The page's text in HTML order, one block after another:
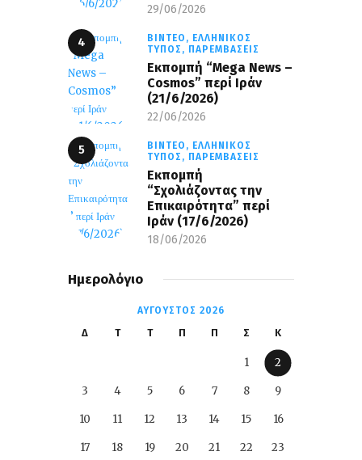
29/06/2026
ΒΊΝΤΕΟ, ΕΛΛΗΝΙΚΌΣ
ΤΎΠΟΣ, ΠΑΡΕΜΒΆΣΕΙΣ
Eκπομπή “Mega News –
Cosmos” περί Ιράν
(21/6/2026)
22/06/2026
ΒΊΝΤΕΟ, ΕΛΛΗΝΙΚΌΣ
ΤΎΠΟΣ, ΠΑΡΕΜΒΆΣΕΙΣ
Εκπομπή
“Σχολιάζοντας την
Επικαιρότητα” περί
Ιράν (17/6/2026)
18/06/2026
Ημερολόγιο
ΑΎΓΟΥΣΤΟΣ 2026
Δ Τ Τ Π Π Σ Κ
1 2
3 4 5 6 7 8 9
10 11 12 13 14 15 16
17 18 19 20 21 22 23